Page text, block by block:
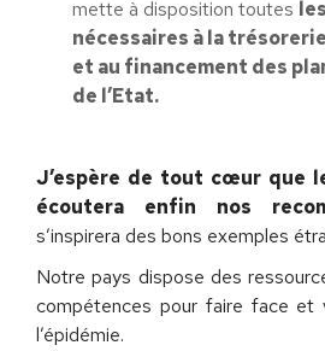
mette à disposition toutes
nécessaires à la
et au financement des
de l’Etat.
J’espère de tout cœur que
écoutera enfin nos
s’inspirera des bons exemples
Notre pays dispose des
compétences pour faire face et
l’épidémie.